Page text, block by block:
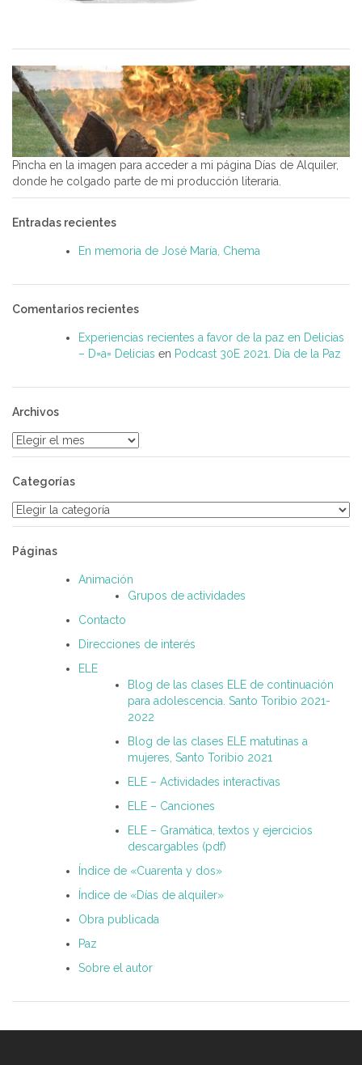
Pincha en la imagen para acceder a mi página Días de Alquiler,
donde he colgado parte de mi producción literaria.
Entradas recientes
En memoria de José María, Chema
Comentarios recientes
Experiencias recientes a favor de la paz en Delicias
– D=a= Delicias en Podcast 30E 2021. Día de la Paz
Archivos
Archivos
Categorías
Categorías
Páginas
Animación
Grupos de actividades
Contacto
Direcciones de interés
ELE
Blog de las clases ELE de continuación
para adolescencia. Santo Toribio 2021-
2022
Blog de las clases ELE matutinas a
mujeres, Santo Toribio 2021
ELE – Actividades interactivas
ELE – Canciones
ELE – Gramática, textos y ejercicios
descargables (pdf)
Índice de «Cuarenta y dos»
Índice de «Días de alquiler»
Obra publicada
Paz
Sobre el autor